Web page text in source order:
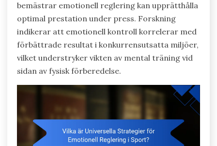
bemästrar emotionell reglering kan upprätthålla
optimal prestation under press. Forskning
indikerar att emotionell kontroll korrelerar med
förbättrade resultat i konkurrensutsatta miljöer,
vilket understryker vikten av mental träning vid
sidan av fysisk förberedelse.